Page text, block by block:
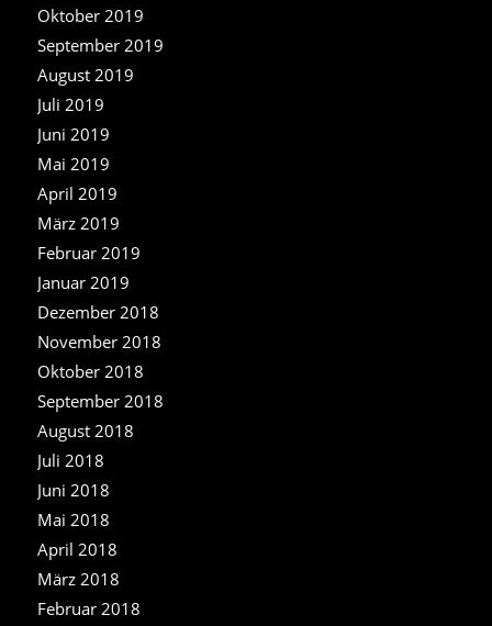
Oktober 2019
September 2019
August 2019
Juli 2019
Juni 2019
Mai 2019
April 2019
März 2019
Februar 2019
Januar 2019
Dezember 2018
November 2018
Oktober 2018
September 2018
August 2018
Juli 2018
Juni 2018
Mai 2018
April 2018
März 2018
Februar 2018